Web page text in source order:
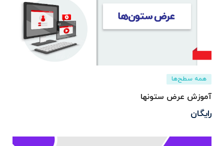
همه سطح‌ها
آموزش عرض ستونها
رایگان